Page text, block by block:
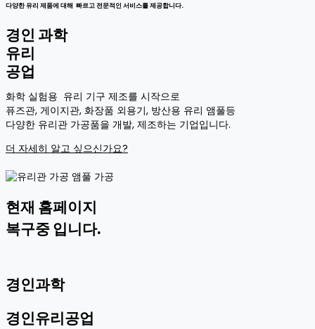
다양한 유리 제품에 대해 빠르고 전문적인 서비스를 제공합니다.
경인 과학
유리
공업
화학 실험용 유리 기구 제조를 시작으로
퓨즈관, 게이지관, 화장품 외용기, 방산용 유리 앰풀등
다양한 유리관 가공품을 개발, 제조하는 기업입니다.
더 자세히 알고 싶으신가요?
현재 홈페이지
복구중 입니다.
경인과학
경인유리공업